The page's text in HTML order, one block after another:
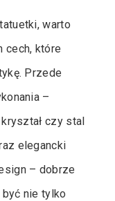
warto
cech, które
Przede
–
czy stal
elegancki
– dobrze
nie tylko